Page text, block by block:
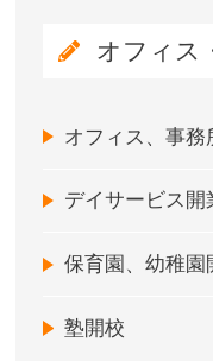
オフィス
オフィス、事務
デイサービス開
保育園、幼稚園
塾開校